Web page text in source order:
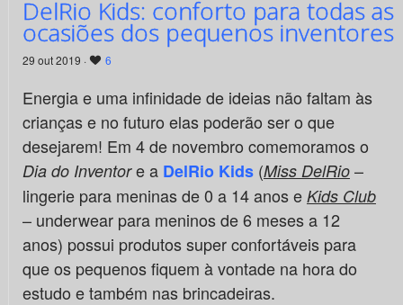
DelRio Kids: conforto para todas as
ocasiões dos pequenos inventores
29 out 2019 · 6
Energia e uma infinidade de ideias não faltam às
crianças e no futuro elas poderão ser o que
desejarem! Em 4 de novembro comemoramos o
Dia do Inventore a DelRio Kids(Miss DelRio–
lingerie para meninas de 0 a 14 anos e Kids Club
– underwear para meninos de 6 meses a 12
anos) possui produtos super confortáveis para
que os pequenos fiquem à vontade na hora do
estudo e também nas brincadeiras.